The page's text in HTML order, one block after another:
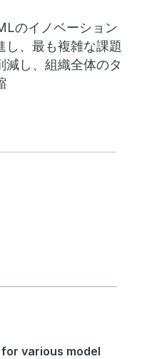
のイノベーション
し、最も複雑な課題
減し、組織全体のタ
various model